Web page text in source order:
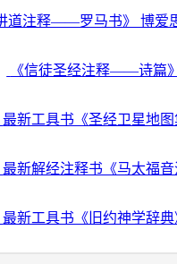
道注释——罗马书》 博爱
《信徒圣经注释——诗篇》
最新工具书《圣经卫星地图
最新解经注释书《马太福音
最新工具书《旧约神学辞